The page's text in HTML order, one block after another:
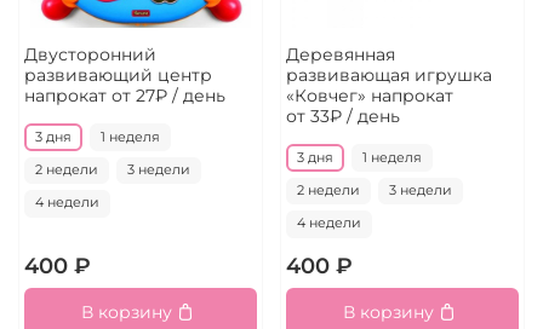
Двусторонний
развивающий центр
напрокатот 27₽ / день
3 дня 1 неделя
2 недели 3 недели
4 недели
400 ₽
В корзину
Деревянная
развивающая игрушка
«Ковчег» напрокат
от 33₽ / день
3 дня 1 неделя
2 недели 3 недели
4 недели
400 ₽
В корзину